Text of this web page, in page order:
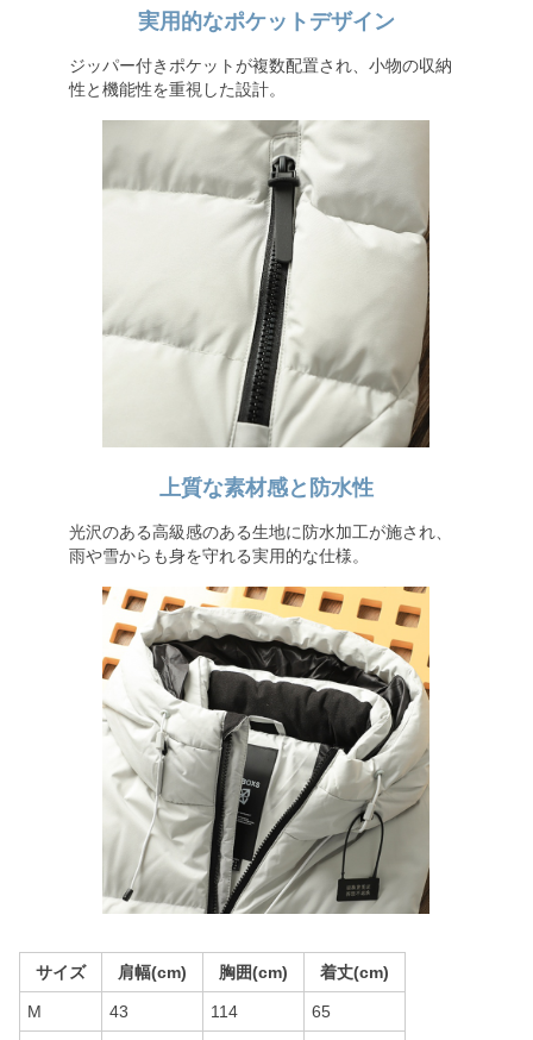
実用的なポケットデザイン
ジッパー付きポケットが複数配置され、小物の収納
性と機能性を重視した設計。
上質な素材感と防水性
光沢のある高級感のある生地に防水加工が施され、
雨や雪からも身を守れる実用的な仕様。
サイズ 肩幅(cm) 胸囲(cm) 着丈(cm)
M 43 114 65